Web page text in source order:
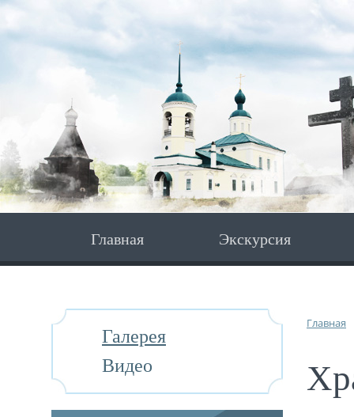
Главная Экскурсия
Галерея
Видео
Главная